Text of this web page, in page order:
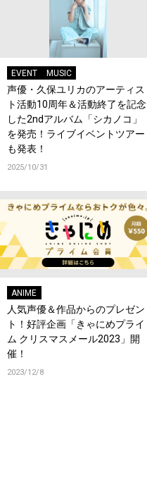
EVENT MUSIC
声優・久保ユリカのアーティス
ト活動10周年＆活動終了を記念
した2ndアルバム「シカノコ」
を発売！ライブイベントツアー
も発表！
2025/10/31
ANIME
人気声優＆作品からのプレゼン
ト！好評企画「きゃにめプライ
ム クリスマスメール2023」開
催！
2023/12/8